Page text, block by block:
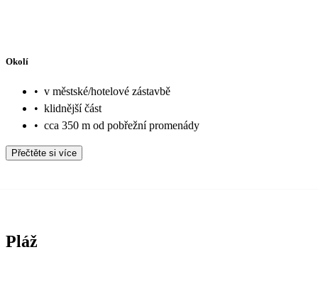
Okolí
• v městské/hotelové zástavbě
• klidnější část
• cca 350 m od pobřežní promenády
Přečtěte si více
Pláž